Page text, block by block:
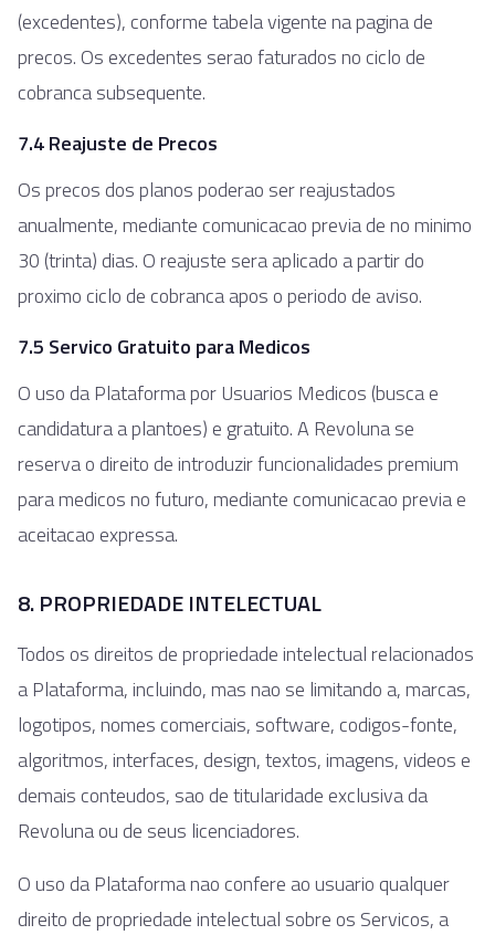
(excedentes), conforme tabela vigente na pagina de
precos. Os excedentes serao faturados no ciclo de
cobranca subsequente.
7.4 Reajuste de Precos
Os precos dos planos poderao ser reajustados
anualmente, mediante comunicacao previa de no minimo
30 (trinta) dias. O reajuste sera aplicado a partir do
proximo ciclo de cobranca apos o periodo de aviso.
7.5 Servico Gratuito para Medicos
O uso da Plataforma por Usuarios Medicos (busca e
candidatura a plantoes) e gratuito. A Revoluna se
reserva o direito de introduzir funcionalidades premium
para medicos no futuro, mediante comunicacao previa e
aceitacao expressa.
8. PROPRIEDADE INTELECTUAL
Todos os direitos de propriedade intelectual relacionados
a Plataforma, incluindo, mas nao se limitando a, marcas,
logotipos, nomes comerciais, software, codigos-fonte,
algoritmos, interfaces, design, textos, imagens, videos e
demais conteudos, sao de titularidade exclusiva da
Revoluna ou de seus licenciadores.
O uso da Plataforma nao confere ao usuario qualquer
direito de propriedade intelectual sobre os Servicos, a